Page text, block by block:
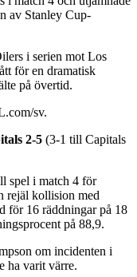
av Stanley Cup-
i serien mot Los
för en dramatisk
på övertid.
sv.
2-5 (3-1 till Capitals
spel i match 4 för
rejäl kollision med
för 16 räddningar på 18
på 88,9.
om incidenten i
ha varit värre.